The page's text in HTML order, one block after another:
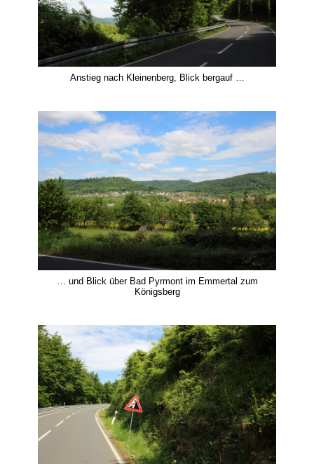
Anstieg nach Kleinenberg, Blick bergauf …
… und Blick über Bad Pyrmont im Emmertal zum
Königsberg